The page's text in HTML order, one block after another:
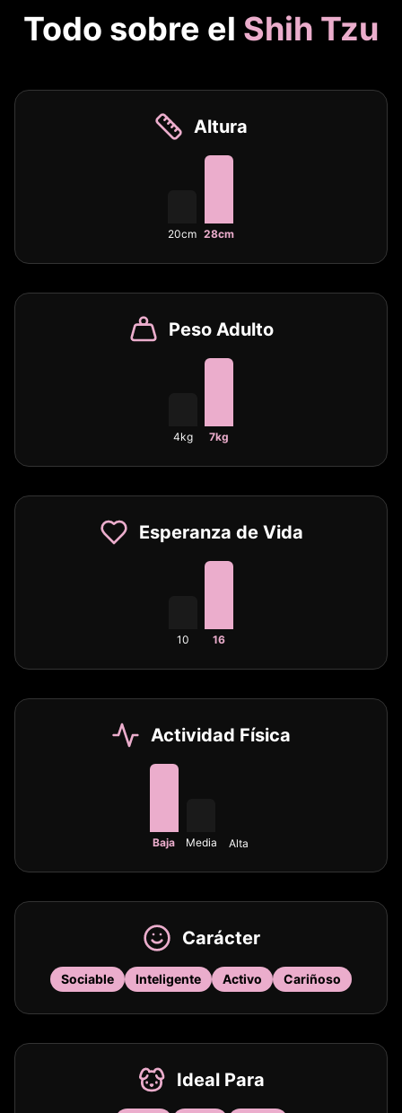
Todo sobre el Shih Tzu
Altura
20cm 28cm
Peso Adulto
4kg 7kg
Esperanza de Vida
10 16
Actividad Física
Baja Media Alta
Carácter
Sociable Inteligente Activo Cariñoso
Ideal Para